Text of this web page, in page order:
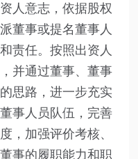
人意志，依据股权
董事或提名董事人
责任。按照出资人
并通过董事、董事
思路，进一步充实
事人员队伍，完善
，加强评价考核、
事的履职能力和职